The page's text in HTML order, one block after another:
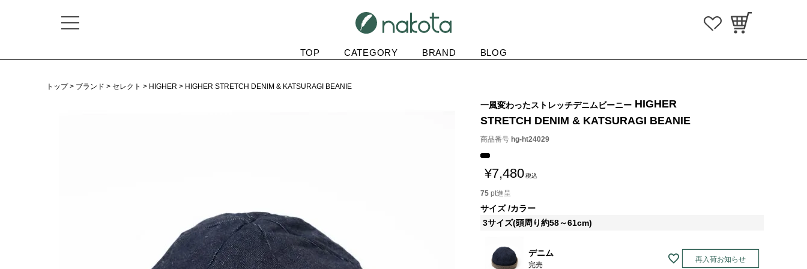
TOP CATEGORY BRAND BLOG
トップ ブランド セレクト HIGHER HIGHER STRETCH DENIM & KATSURAGI BEANIE
一風変わったストレッチデニムビーニー HIGHER
STRETCH DENIM & KATSURAGI BEANIE
商品番号 hg-ht24029
¥7,480税込
75 pt進呈
サイズ カラー
3サイズ(頭周り約58～61cm)
デニム
完売
再入荷お知らせ